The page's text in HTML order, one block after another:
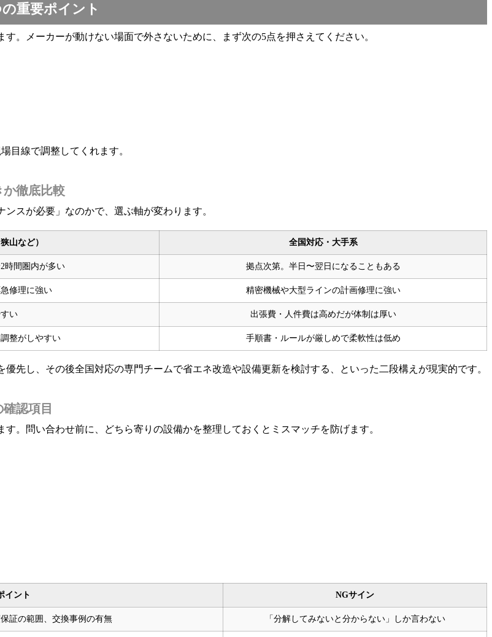
重要ポイント
。メーカーが動けない場面で外さないために、まず次の5点を押さえてください。
目線で調整してくれます。
か徹底比較
スが必要」なのかで、選ぶ軸が変わります。
山など） 全国対応・大手系
時間圏内が多い 拠点次第。半日〜翌日になることもある
修理に強い 精密機械や大型ラインの計画修理に強い
い 出張費・人件費は高めだが体制は厚い
整がしやすい 手順書・ルールが厳しめで柔軟性は低め
先し、その後全国対応の専門チームで省エネ改造や設備更新を検討する、といった二段構えが現実的です。
認項目
。問い合わせ前に、どちら寄りの設備かを整理しておくとミスマッチを防げます。
イント NGサイン
証の範囲、交換事例の有無 「分解してみないと分からない」しか言わない